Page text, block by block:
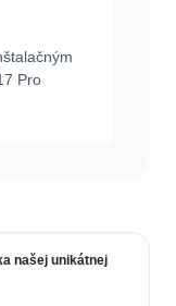
Pro
našej unikátnej